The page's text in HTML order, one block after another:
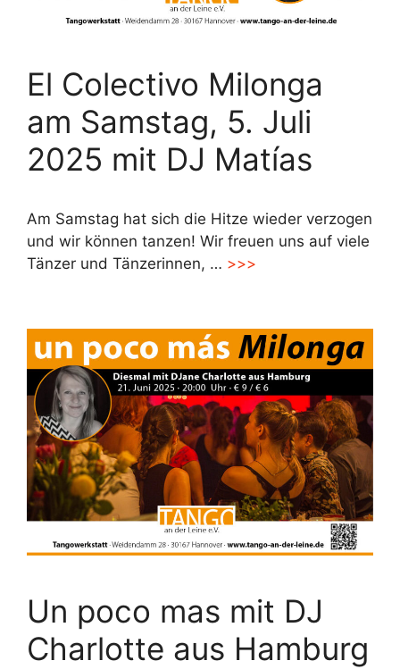
El Colectivo Milonga
am Samstag, 5. Juli
2025 mit DJ Matías
Am Samstag hat sich die Hitze wieder verzogen
und wir können tanzen! Wir freuen uns auf viele
Tänzer und Tänzerinnen, … >>>
Un poco mas mit DJ
Charlotte aus Hamburg